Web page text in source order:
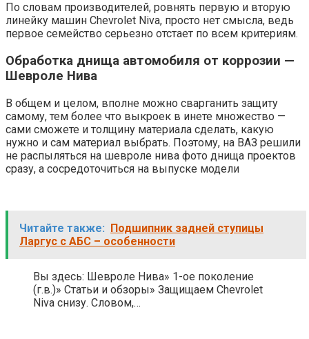
По словам производителей, ровнять первую и вторую
линейку машин Chevrolet Niva, просто нет смысла, ведь
первое семейство серьезно отстает по всем критериям.
Обработка днища автомобиля от коррозии —
Шевроле Нива
В общем и целом, вполне можно сварганить защиту
самому, тем более что выкроек в инете множество —
сами сможете и толщину материала сделать, какую
нужно и сам материал выбрать. Поэтому, на ВАЗ решили
не распыляться на шевроле нива фото днища проектов
сразу, а сосредоточиться на выпуске модели
Читайте также: Подшипник задней ступицы
Ларгус с АБС – особенности
Вы здесь: Шевроле Нива» 1-ое поколение
(г.в.)» Статьи и обзоры» Защищаем Chevrolet
Niva снизу. Словом,…